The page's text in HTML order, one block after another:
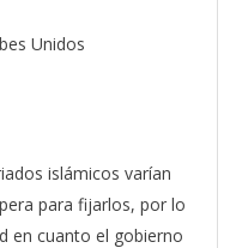
Unidos
islámicos varían
para fijarlos, por lo
en cuanto el gobierno